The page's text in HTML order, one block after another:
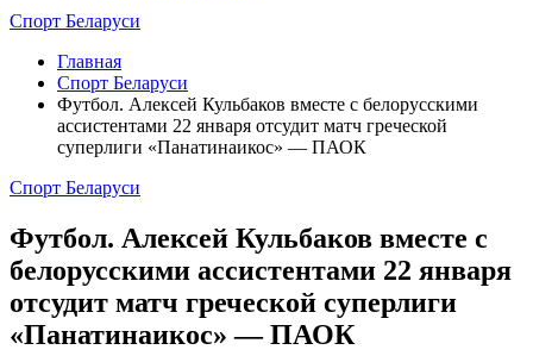
Спорт Беларуси
Главная
Спорт Беларуси
Футбол. Алексей Кульбаков вместе с белорусскими
ассистентами 22 января отсудит матч греческой
суперлиги «Панатинаикос» — ПАОК
Спорт Беларуси
Футбол. Алексей Кульбаков вместе с
белорусскими ассистентами 22 января
отсудит матч греческой суперлиги
«Панатинаикос» — ПАОК